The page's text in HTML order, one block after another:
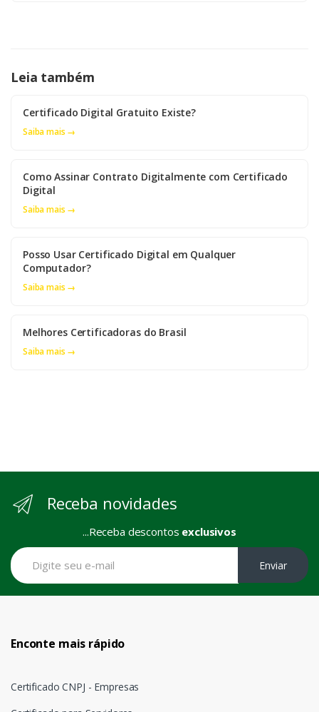
Leia também
Certificado Digital Gratuito Existe?
Saiba mais →
Como Assinar Contrato Digitalmente com Certificado
Digital
Saiba mais →
Posso Usar Certificado Digital em Qualquer
Computador?
Saiba mais →
Melhores Certificadoras do Brasil
Saiba mais →
Receba novidades
...Receba descontos exclusivos
Enviar
Enconte mais rápido
Certificado CNPJ - Empresas